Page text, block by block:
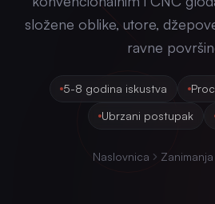
složene oblike, utore,
ravne
5-8 godina iskustva
Ubrzani postupak
Naslovnica Zanimanja